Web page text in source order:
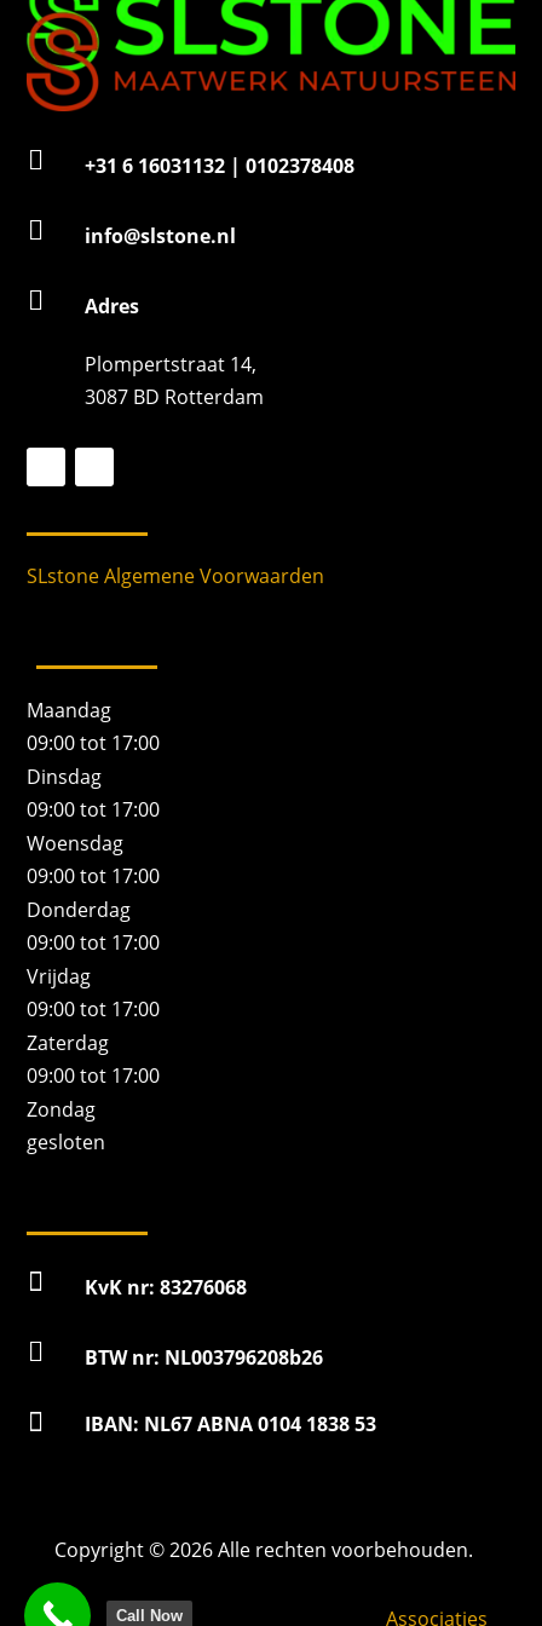
 +31 6 16031132 | 0102378408
 info@slstone.nl
 Adres
Plompertstraat 14,
3087 BD Rotterdam
SLstone Algemene Voorwaarden
Maandag
09:00 tot 17:00
Dinsdag
09:00 tot 17:00
Woensdag
09:00 tot 17:00
Donderdag
09:00 tot 17:00
Vrijdag
09:00 tot 17:00
Zaterdag
09:00 tot 17:00
Zondag
gesloten
 KvK nr: 83276068
 BTW nr: NL003796208b26
 IBAN: NL67 ABNA 0104 1838 53
Copyright © 2026 Alle rechten voorbehouden.
Associaties
Call Now